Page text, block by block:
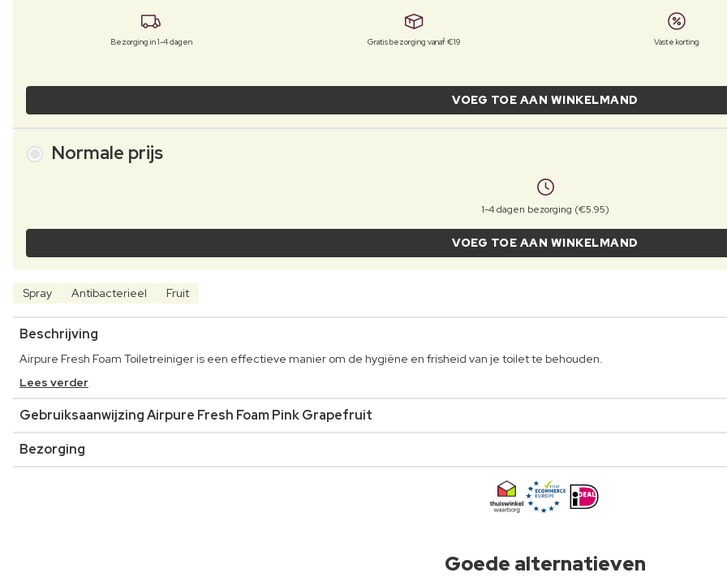
Bezorging in 1-4 dagen Gratis bezorging vanaf €19 Vaste korting
VOEG TOE AAN WINKELMAND
Normale prijs
1-4 dagen bezorging (€5.95)
VOEG TOE AAN WINKELMAND
Spray Antibacterieel Fruit
Beschrijving
Airpure Fresh Foam Toiletreiniger is een effectieve manier om de hygiëne en frisheid van je toilet te behouden.
Lees verder
Gebruiksaanwijzing Airpure Fresh Foam Pink Grapefruit
Bezorging
Goede alternatieven